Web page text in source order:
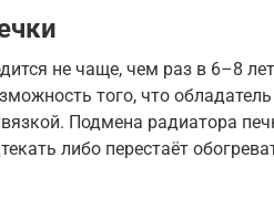
не чаще, чем раз в 6–8
того, что
Подмена радиатора
либо перестаёт